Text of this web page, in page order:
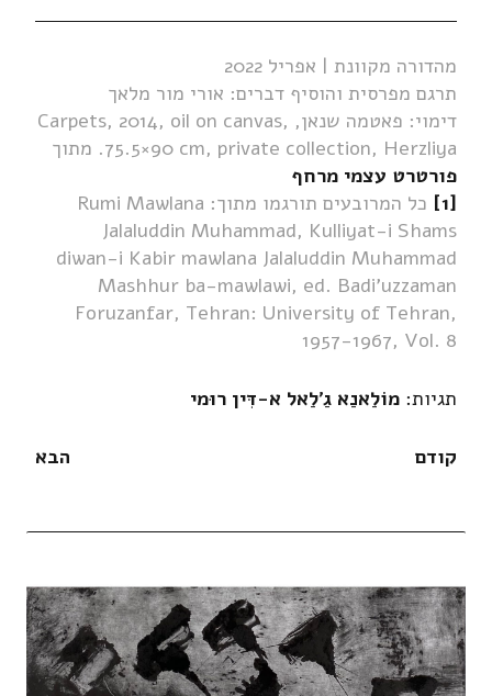
מהדורה מקוונת | אפריל 2022
תרגם מפרסית והוסיף דברים: אורי מור מלאך
דימוי: פאטמה שנאן, Carpets, 2014, oil on canvas,
75.5×90 cm, private collection, Herzliya. מתוך
פורטרט עצמי מרחף
[1]
כל המרובעים תורגמו מתוך: Rumi Mawlana
Jalaluddin Muhammad, Kulliyat-i Shams
diwan-i Kabir mawlana Jalaluddin Muhammad
Mashhur ba-mawlawi, ed. Badi'uzzaman
Foruzanfar, Tehran: University of Tehran,
1957-1967, Vol. 8
תגיות:מוֹלַאנַא גַ'לַאל א-דִּין רוּמי
קודם הבא